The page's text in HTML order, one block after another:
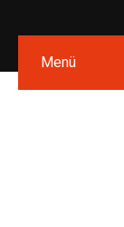
Menü